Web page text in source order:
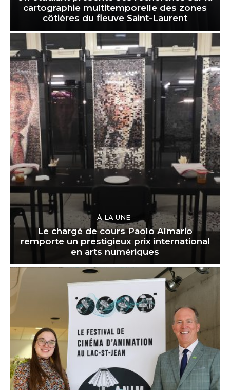
cartographie multitemporelle des zones
côtières du fleuve Saint-Laurent
À LA UNE
Le chargé de cours Paolo Almario
remporte un prestigieux prix international
en arts numériques